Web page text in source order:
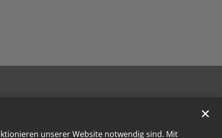
unserer Website notwendig sind. Mit
✕